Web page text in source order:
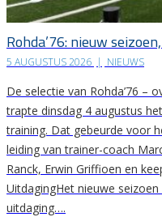
Rohda’76: nieuw
5 AUGUSTUS 2026 | NIEUWS
De selectie van Rohda’76 –
trapte dinsdag 4 augustus
training. Dat gebeurde voor
leiding van trainer-coach
Ranck, Erwin Griffioen en
UitdagingHet nieuwe
uitdaging….